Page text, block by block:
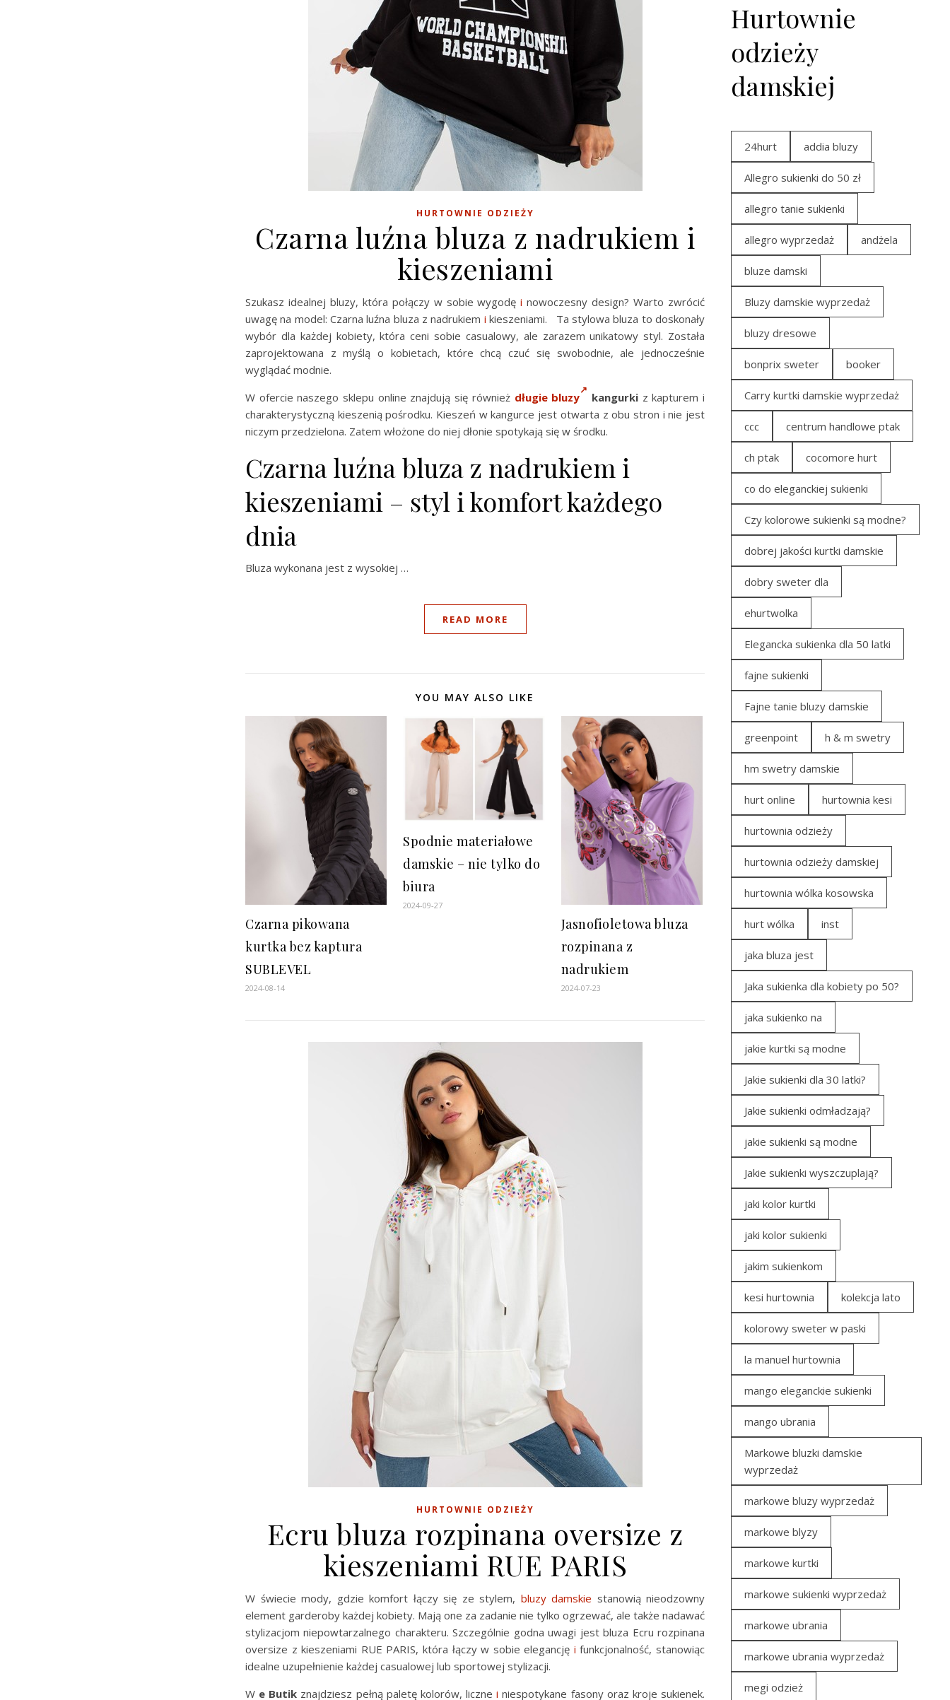
HURTOWNIE ODZIEŻY
Czarna luźna bluza z nadrukiem i
kieszeniami
Szukasz idealnej bluzy, która połączy w sobie wygodęi nowoczesny design? Warto zwrócić
uwagę na model: Czarna luźna bluza z nadrukiem i kieszeniami. Ta stylowa bluza to doskonały
wybór dla każdej kobiety, która ceni sobie casualowy, ale zarazem unikatowy styl. Została
zaprojektowana z myślą o kobietach, które chcą czuć się swobodnie, ale jednocześnie
wyglądać modnie.
W ofercie naszego sklepu online znajdują się również długie bluzy kangurkiz kapturem i
charakterystyczną kieszenią pośrodku. Kieszeń w kangurce jest otwarta z obu stron i nie jest
niczym przedzielona. Zatem włożone do niej dłonie spotykają się w środku.
Czarna luźna bluza z nadrukiem i
kieszeniami – styl i komfort każdego
dnia
Bluza wykonana jest z wysokiej …
READ MORE
YOU MAY ALSO LIKE
Czarna pikowana
kurtka bez kaptura
SUBLEVEL
2024-08-14
Spodnie materiałowe
damskie – nie tylko do
biura
2024-09-27
Jasnofioletowa bluza
rozpinana z
nadrukiem
2024-07-23
HURTOWNIE ODZIEŻY
Ecru bluza rozpinana oversize z
kieszeniami RUE PARIS
W świecie mody, gdzie komfort łączy się ze stylem, bluzy damskie stanowią nieodzowny
element garderoby każdej kobiety. Mają one za zadanie nie tylko ogrzewać, ale także nadawać
stylizacjom niepowtarzalnego charakteru. Szczególnie godna uwagi jest bluza Ecru rozpinana
oversize z kieszeniami RUE PARIS, która łączy w sobie elegancję i funkcjonalność, stanowiąc
idealne uzupełnienie każdej casualowej lub sportowej stylizacji.
W e Butik znajdziesz pełną paletę kolorów, licznei niespotykane fasony oraz kroje sukienek.
Hurtownie
odzieży
damskiej
24hurt addia bluzy
Allegro sukienki do 50 zł
allegro tanie sukienki
allegro wyprzedaż andżela
bluze damski
Bluzy damskie wyprzedaż
bluzy dresowe
bonprix sweter booker
Carry kurtki damskie wyprzedaż
ccc centrum handlowe ptak
ch ptak cocomore hurt
co do eleganckiej sukienki
Czy kolorowe sukienki są modne?
dobrej jakości kurtki damskie
dobry sweter dla
ehurtwolka
Elegancka sukienka dla 50 latki
fajne sukienki
Fajne tanie bluzy damskie
greenpoint h & m swetry
hm swetry damskie
hurt online hurtownia kesi
hurtownia odzieży
hurtownia odzieży damskiej
hurtownia wólka kosowska
hurt wólka inst
jaka bluza jest
Jaka sukienka dla kobiety po 50?
jaka sukienko na
jakie kurtki są modne
Jakie sukienki dla 30 latki?
Jakie sukienki odmładzają?
jakie sukienki są modne
Jakie sukienki wyszczuplają?
jaki kolor kurtki
jaki kolor sukienki
jakim sukienkom
kesi hurtownia kolekcja lato
kolorowy sweter w paski
la manuel hurtownia
mango eleganckie sukienki
mango ubrania
Markowe bluzki damskie
wyprzedaż
markowe bluzy wyprzedaż
markowe blyzy
markowe kurtki
markowe sukienki wyprzedaż
markowe ubrania
markowe ubrania wyprzedaż
megi odzież